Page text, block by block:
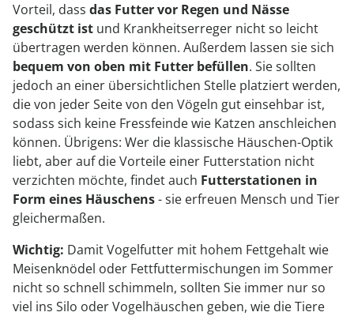
Vorteil, dass das Futter vor Regen und Nässe
geschützt ist und Krankheitserreger nicht so leicht
übertragen werden können. Außerdem lassen sie sich
bequem von oben mit Futter befüllen. Sie sollten
jedoch an einer übersichtlichen Stelle platziert werden,
die von jeder Seite von den Vögeln gut einsehbar ist,
sodass sich keine Fressfeinde wie Katzen anschleichen
können. Übrigens: Wer die klassische Häuschen-Optik
liebt, aber auf die Vorteile einer Futterstation nicht
verzichten möchte, findet auch Futterstationen in
Form eines Häuschens- sie erfreuen Mensch und Tier
gleichermaßen.
Wichtig: Damit Vogelfutter mit hohem Fettgehalt wie
Meisenknödel oder Fettfuttermischungen im Sommer
nicht so schnell schimmeln, sollten Sie immer nur so
viel ins Silo oder Vogelhäuschen geben, wie die Tiere